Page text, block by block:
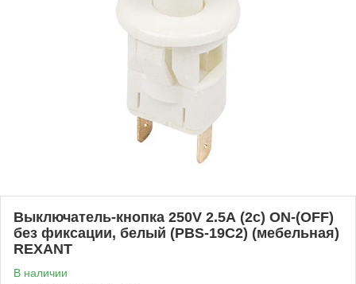
Выключатель-кнопка 250V 2.5А (2с) ON-(OFF)
без фиксации, белый (PBS-19С2) (мебельная)
REXANT
В наличии